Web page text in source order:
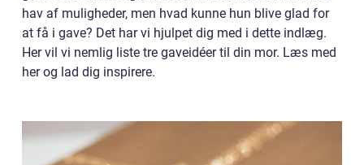
hav af muligheder, men hvad kunne hun blive glad for
at få i gave? Det har vi hjulpet dig med i dette indlæg.
Her vil vi nemlig liste tre gaveidéer til din mor. Læs med
her og lad dig inspirere.